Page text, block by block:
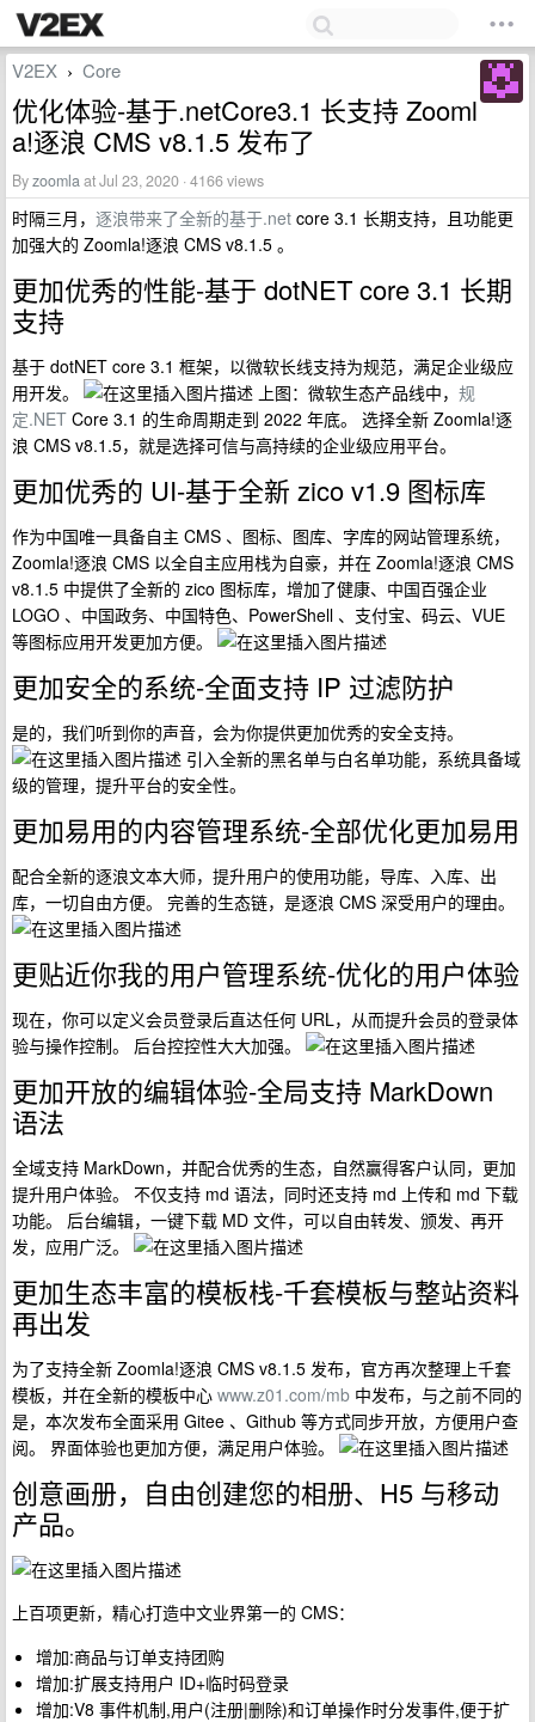
V2EX › Core
优化体验-基于.netCore3.1 长支持 Zooml
a!逐浪 CMS v8.1.5 发布了
Byzoomlaat Jul 23, 2020 · 4166 views
时隔三月， 逐浪带来了全新的基于.net core 3.1 长期支持，且功能更
加强大的 Zoomla!逐浪 CMS v8.1.5 。
更加优秀的性能-基于 dotNET core 3.1 长期
支持
基于 dotNET core 3.1 框架，以微软长线支持为规范，满足企业级应
用开发。
上图：微软生态产品线中， 规
定.NET Core 3.1 的生命周期走到 2022 年底。 选择全新 Zoomla!逐
浪 CMS v8.1.5，就是选择可信与高持续的企业级应用平台。
更加优秀的 UI-基于全新 zico v1.9 图标库
作为中国唯一具备自主 CMS 、图标、图库、字库的网站管理系统，
Zoomla!逐浪 CMS 以全自主应用栈为自豪，并在 Zoomla!逐浪 CMS
v8.1.5 中提供了全新的 zico 图标库，增加了健康、中国百强企业
LOGO 、中国政务、中国特色、PowerShell 、支付宝、码云、VUE
等图标应用开发更加方便。
更加安全的系统-全面支持 IP 过滤防护
是的，我们听到你的声音，会为你提供更加优秀的安全支持。
引入全新的黑名单与白名单功能，系统具备域
级的管理，提升平台的安全性。
更加易用的内容管理系统-全部优化更加易用
配合全新的逐浪文本大师，提升用户的使用功能，导库、入库、出
库，一切自由方便。 完善的生态链，是逐浪 CMS 深受用户的理由。
更贴近你我的用户管理系统-优化的用户体验
现在，你可以定义会员登录后直达任何 URL，从而提升会员的登录体
验与操作控制。 后台控控性大大加强。
更加开放的编辑体验-全局支持 MarkDown
语法
全域支持 MarkDown，并配合优秀的生态，自然赢得客户认同，更加
提升用户体验。 不仅支持 md 语法，同时还支持 md 上传和 md 下载
功能。 后台编辑，一键下载 MD 文件，可以自由转发、颁发、再开
发，应用广泛。
更加生态丰富的模板栈-千套模板与整站资料
再出发
为了支持全新 Zoomla!逐浪 CMS v8.1.5 发布，官方再次整理上千套
模板，并在全新的模板中心 www.z01.com/mb 中发布，与之前不同的
是，本次发布全面采用 Gitee 、Github 等方式同步开放，方便用户查
阅。 界面体验也更加方便，满足用户体验。
创意画册，自由创建您的相册、H5 与移动
产品。
上百项更新，精心打造中文业界第一的 CMS：
增加:商品与订单支持团购
增加:扩展支持用户 ID+临时码登录
增加:V8 事件机制,用户(注册|删除)和订单操作时分发事件,便于扩